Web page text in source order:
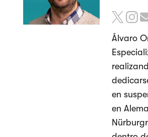
Álvaro
en
en